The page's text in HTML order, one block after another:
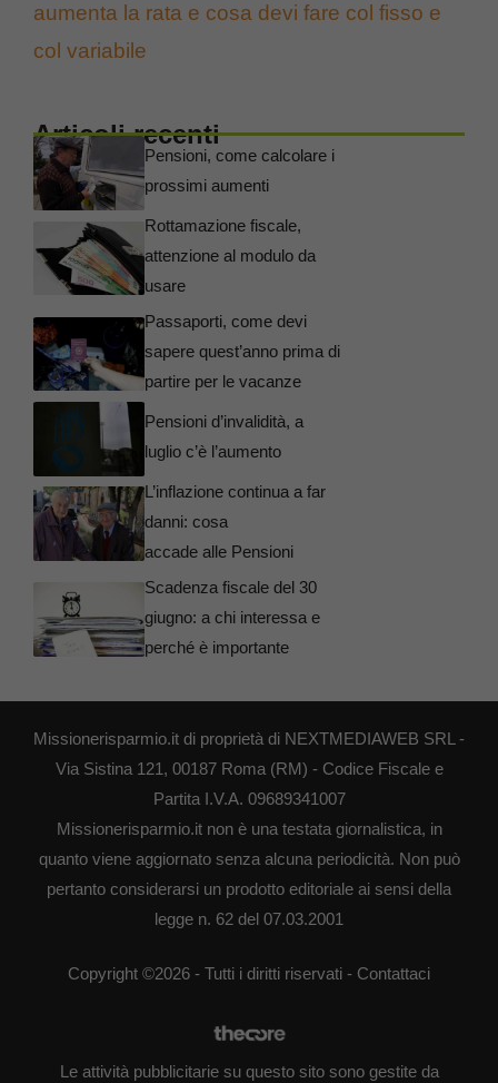
aumenta la rata e cosa devi fare col fisso e
col variabile
Articoli recenti
Pensioni, come calcolare i
prossimi aumenti
Rottamazione fiscale,
attenzione al modulo da
usare
Passaporti, come devi
sapere quest’anno prima di
partire per le vacanze
Pensioni d’invalidità, a
luglio c’è l’aumento
L’inflazione continua a far
danni: cosa
accade alle Pensioni
Scadenza fiscale del 30
giugno: a chi interessa e
perché è importante
Missionerisparmio.it di proprietà di NEXTMEDIAWEB SRL -
Via Sistina 121, 00187 Roma (RM) - Codice Fiscale e
Partita I.V.A. 09689341007
Missionerisparmio.it non è una testata giornalistica, in
quanto viene aggiornato senza alcuna periodicità. Non può
pertanto considerarsi un prodotto editoriale ai sensi della
legge n. 62 del 07.03.2001
Copyright ©2026 - Tutti i diritti riservati - Contattaci
Le attività pubblicitarie su questo sito sono gestite da